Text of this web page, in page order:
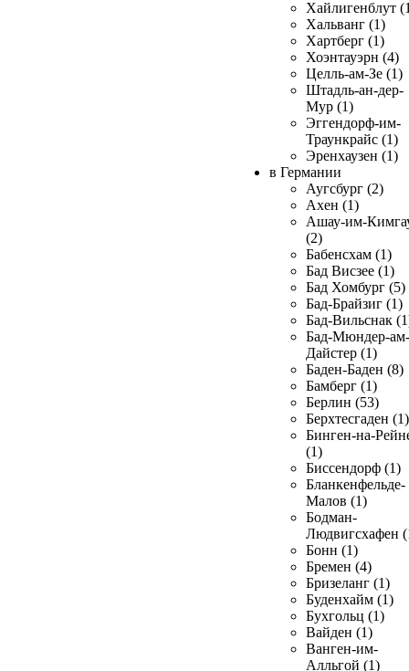
Хайлигенблут
Хальванг (1)
Хартберг (1)
Хоэнтауэрн (4)
Целль-ам-Зе (1)
Штадль-ан-дер-
Мур (1)
Эггендорф-им-
Траункрайс (1)
Эренхаузен (1)
в Германии
Аугсбург (2)
Ахен (1)
Ашау-им-
(2)
Бабенсхам (1)
Бад Висзее (1)
Бад Хомбург (5)
Бад-Брайзиг (1)
Бад-Вильснак
Бад-Мюндер-ам-
Дайстер (1)
Баден-Баден (8)
Бамберг (1)
Берлин (53)
Берхтесгаден (1)
Бинген-на-
(1)
Биссендорф (1)
Бланкенфельде-
Малов (1)
Бодман-
Людвигсхафен
Бонн (1)
Бремен (4)
Бризеланг (1)
Буденхайм (1)
Бухгольц (1)
Вайден (1)
Ванген-им-
Алльгой (1)